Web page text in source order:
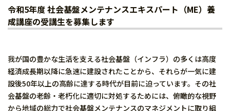
令和5年度 社会基盤メンテナンスエキスパート（ME）養
成講座の受講生を募集します
我が国の豊かな生活を支える社会基盤（インフラ）の多くは高度
経済成長期以降に急速に建設されたことから、それらが一気に建
設後50年以上の高齢に達する時代が目前に迫っています。その社
会基盤の老齢・老朽化に適切に対処するためには、俯瞰的な視野
から地域の総力で社会基盤メンテナンスのマネジメントに取り組